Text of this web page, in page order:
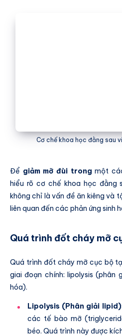
Cơ chế khoa học đằng sau
Để giảm mỡ đùi trong một
hiểu rõ cơ chế khoa học đằng
không chỉ là vấn đề ăn kiêng và
liên quan đến các phản ứng sinh
Quá trình đốt cháy mỡ
Quá trình đốt cháy mỡ cục bộ
giai đoạn chính: lipolysis (phân
hóa).
Lipolysis (Phân giải
các tế bào mỡ
béo. Quá trình này được